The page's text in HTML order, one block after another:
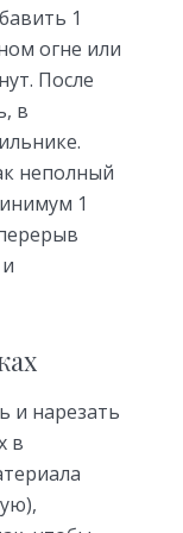
1
огне или
После
в
неполный
1
и нарезать
в